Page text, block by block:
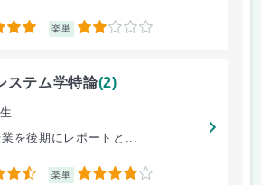
楽単 2
ステム学特論(2)
を後期にレポートと...
楽単 4